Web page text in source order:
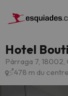
Hotel
Párraga 7, 18002,
478 m du